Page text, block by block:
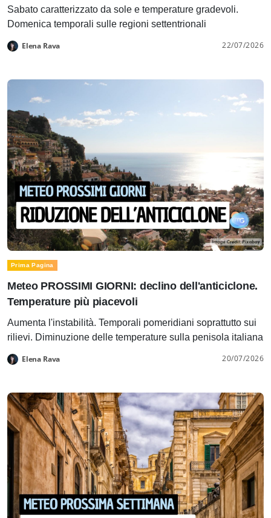
Sabato caratterizzato da sole e temperature gradevoli.
Domenica temporali sulle regioni settentrionali
Elena Rava 22/07/2026
Prima Pagina
Meteo PROSSIMI GIORNI: declino dell'anticiclone.
Temperature più piacevoli
Aumenta l'instabilità. Temporali pomeridiani soprattutto sui
rilievi. Diminuzione delle temperature sulla penisola italiana
Elena Rava 20/07/2026